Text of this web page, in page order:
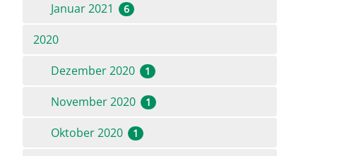
Januar 2021 6
2020
Dezember 2020
1
November 2020 1
Oktober 2020 1